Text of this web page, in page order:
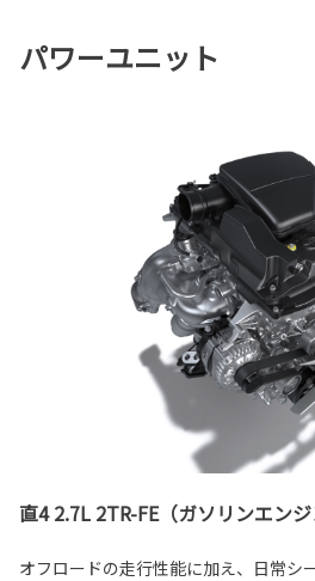
パワーユニット
直4 2.7L 2TR-FE（ガソリンエンジ
オフロードの走行性能に加え、日常シ